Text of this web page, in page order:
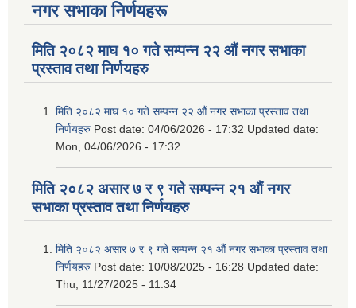
नगर सभाका निर्णयहरू
मिति २०८२ माघ १० गते सम्पन्न २२ औं नगर सभाका
प्रस्ताव तथा निर्णयहरु
मिति २०८२ माघ १० गते सम्पन्न २२ औं नगर सभाका प्रस्ताव तथा
निर्णयहरु Post date: 04/06/2026 - 17:32 Updated date:
Mon, 04/06/2026 - 17:32
मिति २०८२ असार ७ र ९ गते सम्पन्न २१ औं नगर
सभाका प्रस्ताव तथा निर्णयहरु
मिति २०८२ असार ७ र ९ गते सम्पन्न २१ औं नगर सभाका प्रस्ताव तथा
निर्णयहरु Post date: 10/08/2025 - 16:28 Updated date:
Thu, 11/27/2025 - 11:34